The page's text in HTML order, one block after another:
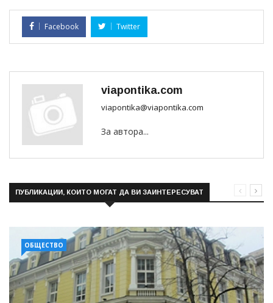
Facebook Twitter
viapontika.com
viapontika@viapontika.com
За автора...
ПУБЛИКАЦИИ, КОИТО МОГАТ ДА ВИ ЗАИНТЕРЕСУВАТ
ОБЩЕСТВО